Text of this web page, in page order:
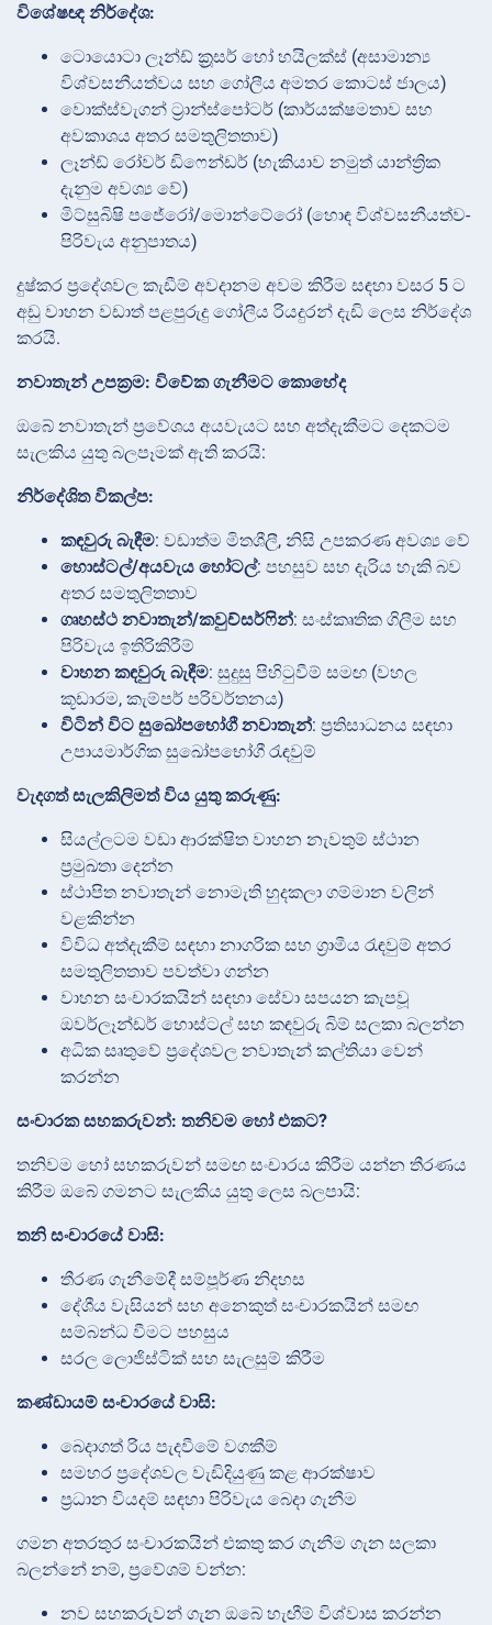
විශේෂඥ නිර්දේශ:
ටොයොටා ලෑන්ඩ් ක්‍රූසර් හෝ හයිලක්ස් (අසාමාන්‍ය
විශ්වසනීයත්වය සහ ගෝලීය අමතර කොටස් ජාලය)
වොක්ස්වැගන් ට්‍රාන්ස්පෝටර් (කාර්යක්ෂමතාව සහ
අවකාශය අතර සමතුලිතතාව)
ලෑන්ඩ් රෝවර් ඩිෆෙන්ඩර් (හැකියාව නමුත් යාන්ත්‍රික
දැනුම අවශ්‍ය වේ)
මිට්සුබිෂි පජේරෝ/මොන්ටේරෝ (හොඳ විශ්වසනීයත්ව-
පිරිවැය අනුපාතය)
දුෂ්කර ප්‍රදේශවල කැඩීම් අවදානම අවම කිරීම සඳහා වසර 5 ට
අඩු වාහන වඩාත් පළපුරුදු ගෝලීය රියදුරන් දැඩි ලෙස නිර්දේශ
කරයි.
නවාතැන් උපක්‍රම: විවේක ගැනීමට කොහේද
ඔබේ නවාතැන් ප්‍රවේශය අයවැයට සහ අත්දැකීමට දෙකටම
සැලකිය යුතු බලපෑමක් ඇති කරයි:
නිර්දේශිත විකල්ප:
කඳවුරු බැඳීම: වඩාත්ම මිතශීලී, නිසි උපකරණ අවශ්‍ය වේ
හොස්ටල්/අයවැය හෝටල්: පහසුව සහ දැරිය හැකි බව
අතර සමතුලිතතාව
ගෘහස්ථ නවාතැන්/කවුච්සර්ෆින්: සංස්කෘතික ගිලීම සහ
පිරිවැය ඉතිරිකිරීම්
වාහන කඳවුරු බැඳීම: සුදුසු පිහිටුවීම් සමඟ (වහල
කූඩාරම, කැම්පර් පරිවර්තනය)
විටින් විට සුඛෝපභෝගී නවාතැන්: ප්‍රතිසාධනය සඳහා
උපායමාර්ගික සුඛෝපභෝගී රැඳවුම්
වැදගත් සැලකිලිමත් විය යුතු කරුණු:
සියල්ලටම වඩා ආරක්ෂිත වාහන නැවතුම් ස්ථාන
ප්‍රමුඛතා දෙන්න
ස්ථාපිත නවාතැන් නොමැති හුදකලා ගම්මාන වලින්
වළකින්න
විවිධ අත්දැකීම් සඳහා නාගරික සහ ග්‍රාමීය රැඳවුම් අතර
සමතුලිතතාව පවත්වා ගන්න
වාහන සංචාරකයින් සඳහා සේවා සපයන කැපවූ
ඔවර්ලෑන්ඩර් හොස්ටල් සහ කඳවුරු බිම් සලකා බලන්න
අධික සෘතුවේ ප්‍රදේශවල නවාතැන් කල්තියා වෙන්
කරන්න
සංචාරක සහකරුවන්: තනිවම හෝ එකට?
තනිවම හෝ සහකරුවන් සමඟ සංචාරය කිරීම යන්න තීරණය
කිරීම ඔබේ ගමනට සැලකිය යුතු ලෙස බලපායි:
තනි සංචාරයේ වාසි:
තීරණ ගැනීමේදී සම්පූර්ණ නිදහස
දේශීය වැසියන් සහ අනෙකුත් සංචාරකයින් සමඟ
සම්බන්ධ වීමට පහසුය
සරල ලොජිස්ටික් සහ සැලසුම් කිරීම
කණ්ඩායම් සංචාරයේ වාසි:
බෙදාගත් රිය පැදවීමේ වගකීම්
සමහර ප්‍රදේශවල වැඩිදියුණු කළ ආරක්ෂාව
ප්‍රධාන වියදම් සඳහා පිරිවැය බෙදා ගැනීම
ගමන අතරතුර සංචාරකයින් එකතු කර ගැනීම ගැන සලකා
බලන්නේ නම්, ප්‍රවේශම් වන්න:
නව සහකරුවන් ගැන ඔබේ හැඟීම් විශ්වාස කරන්න